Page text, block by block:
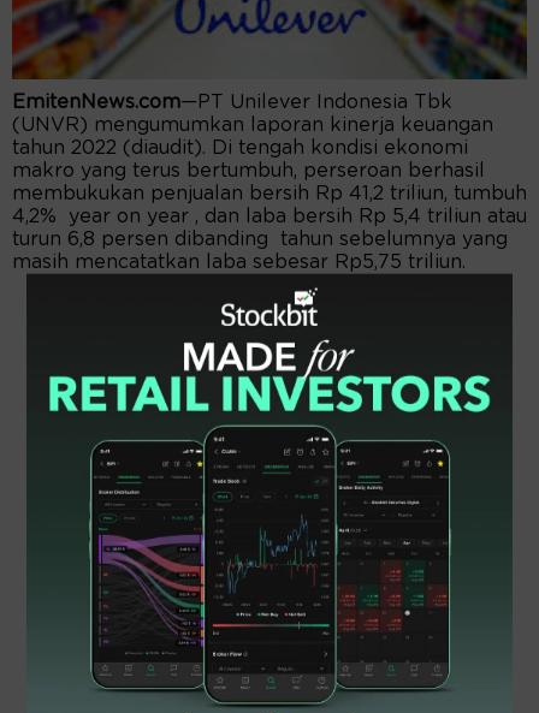
EmitenNews.com—PT Unilever Indonesia Tbk
(UNVR) mengumumkan laporan kinerja keuangan
tahun 2022 (diaudit). Di tengah kondisi ekonomi
makro yang terus bertumbuh, perseroan berhasil
membukukan penjualan bersih Rp 41,2 triliun, tumbuh
4,2% year on year , dan laba bersih Rp 5,4 triliun atau
turun 6,8 persen dibanding tahun sebelumnya yang
masih mencatatkan laba sebesar Rp5,75 triliun.